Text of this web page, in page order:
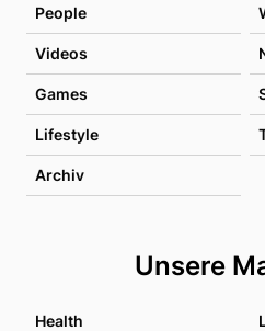
People
Videos
Games
Lifestyle
Archiv
Unsere
Health